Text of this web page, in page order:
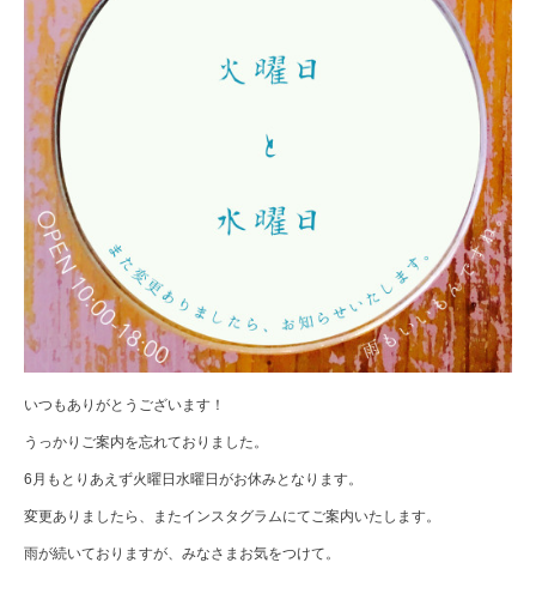
いつもありがとうございます！
うっかりご案内を忘れておりました。
6月もとりあえず火曜日水曜日がお休みとなります。
変更ありましたら、またインスタグラムにてご案内いたします。
雨が続いておりますが、みなさまお気をつけて。